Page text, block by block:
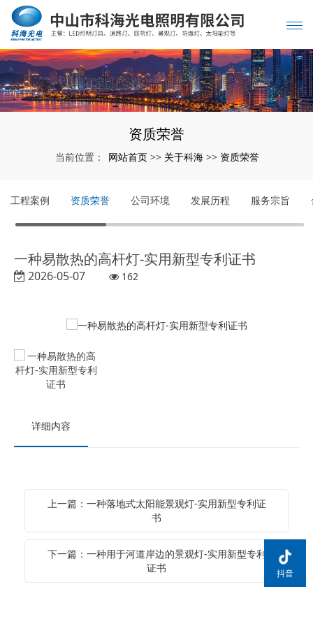
资质荣誉
当前位置： 网站首页 >> 关于科海 >> 资质荣誉
工程案例 资质荣誉 公司环境 发展历程 服务宗旨
一种易散热的高杆灯-实用新型专利证书
2026-05-07 162
详细内容
上一篇：一种落地式太阳能景观灯-实用新型专利证
书
下一篇：一种用于河道岸边的景观灯-实用新型专利
证书
抖音